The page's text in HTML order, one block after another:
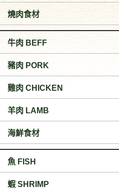
燒肉食材
牛肉 BEFF
豬肉 PORK
雞肉 CHICKEN
羊肉 LAMB
海鮮食材
魚 FISH
蝦 SHRIMP